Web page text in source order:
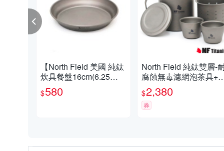
【North Field 美國 純鈦
炊具餐盤16cm(6.25
吋)】CNDTK200929/登
山/露營
$580
North Field 純鈦雙層-
腐蝕無毒濾網泡茶具+
杯x2_套裝組
$2,380
券